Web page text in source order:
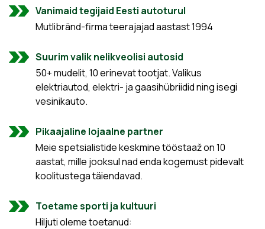
Vanimaid tegijaid Eesti autoturul
Mutlibränd-firma teerajajad aastast 1994
Suurim valik nelikveolisi autosid
50+ mudelit, 10 erinevat tootjat. Valikus
elektriautod, elektri- ja gaasihübriidid ning isegi
vesinikauto.
Pikaajaline lojaalne partner
Meie spetsialistide keskmine tööstaaž on 10
aastat, mille jooksul nad enda kogemust pidevalt
koolitustega täiendavad.
Toetame sporti ja kultuuri
Hiljuti oleme toetanud: